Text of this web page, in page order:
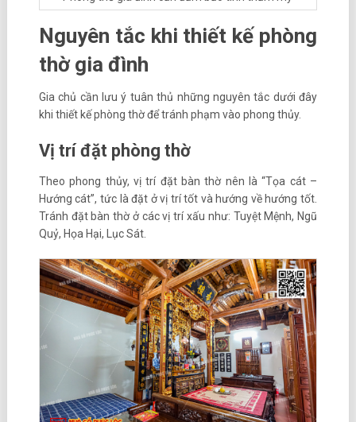
Nguyên tắc khi thiết kế phòng
thờ gia đình
Gia chủ cần lưu ý tuân thủ những nguyên tắc dưới đây
khi thiết kế phòng thờ để tránh phạm vào phong thủy.
Vị trí đặt phòng thờ
Theo phong thủy, vị trí đặt bàn thờ nên là “Tọa cát –
Hướng cát”, tức là đặt ở vị trí tốt và hướng về hướng tốt.
Tránh đặt bàn thờ ở các vị trí xấu như: Tuyệt Mệnh, Ngũ
Quỷ, Họa Hại, Lục Sát.